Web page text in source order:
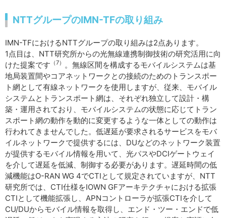
NTTグループのIMN-TFの取り組み
IMN-TFにおけるNTTグループの取り組みは2点あります。
1点目は、NTT研究所からの光無線連携制御技術の研究活用に向
けた提案です （7） 。無線区間を構成するモバイルシステムは基
地局装置間やコアネットワークとの接続のためのトランスポー
ト網として有線ネットワークを使用しますが、従来、モバイル
システムとトランスポート網は、それぞれ独立して設計・構
築・運用されており、モバイルシステムの状態に応じてトラン
スポート網の動作を動的に変更するような一体としての動作は
行われてきませんでした。低遅延が要求されるサービスをモバ
イルネットワークで提供するには、DUなどのネットワーク装置
が提供するモバイル情報を用いて、光パスやDCIゲートウェイ
を介して遅延を低減、制御する必要があります。遅延時間の低
減機能はO-RAN WG 4でCTIとして規定されていますが、NTT
研究所では、CTI仕様をIOWN GFアーキテクチャにおける拡張
CTIとして機能拡張し、APNコントローラが拡張CTIを介して
CU/DUからモバイル情報を取得し、エンド・ツー・エンドで低